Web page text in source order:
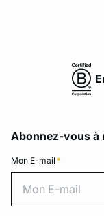
Abonnez-vous à
Mon E-mail *